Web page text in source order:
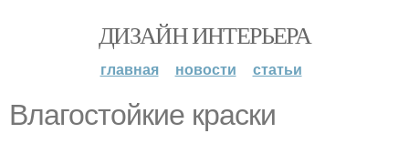
ДИЗАЙН ИНТЕРЬЕРА
главная новости статьи
Влагостойкие краски